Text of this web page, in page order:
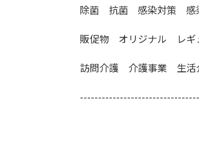
除菌 抗菌 感染対策 感
販促物 オリジナル レギ
訪問介護 介護事業 生